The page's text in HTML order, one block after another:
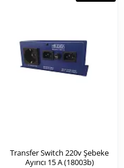
Transfer Switch 220v Şebeke
Ayırıcı 15 A (18003b)